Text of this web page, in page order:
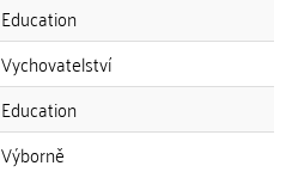
Education
Vychovatelství
Education
Výborně